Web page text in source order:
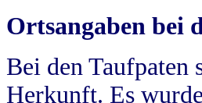
Ortsangaben bei
Bei den Taufpaten
Herkunft. Es